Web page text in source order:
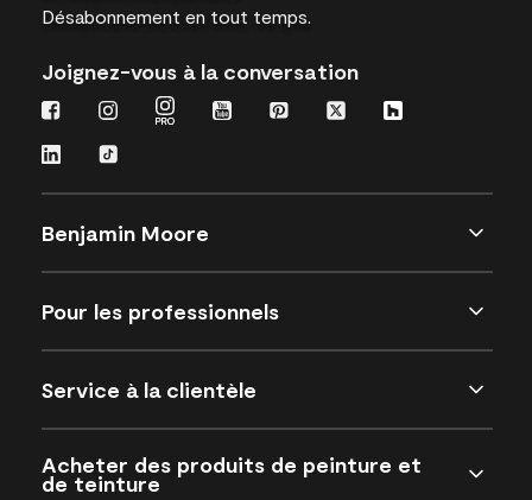
Désabonnement en tout temps.
Joignez-vous à la conversation
Benjamin Moore
Pour les professionnels
Service à la clientèle
Acheter des produits de peinture et
de teinture